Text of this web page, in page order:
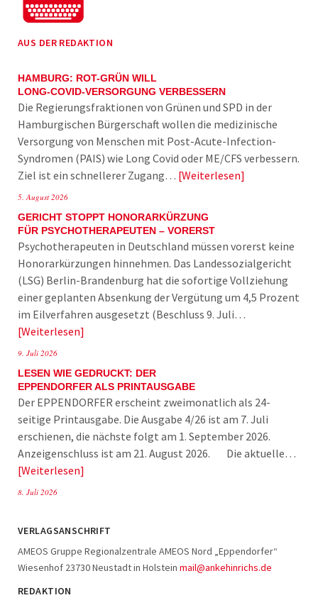
AUS DER REDAKTION
HAMBURG: ROT-GRÜN WILL
LONG-COVID-VERSORGUNG VERBESSERN
Die Regierungsfraktionen von Grünen und SPD in der
Hamburgischen Bürgerschaft wollen die medizinische
Versorgung von Menschen mit Post-Acute-Infection-
Syndromen (PAIS) wie Long Covid oder ME/CFS verbessern.
Ziel ist ein schnellerer Zugang… Weiterlesen
5. August 2026
GERICHT STOPPT HONORARKÜRZUNG
FÜR PSYCHOTHERAPEUTEN – VORERST
Psychotherapeuten in Deutschland müssen vorerst keine
Honorarkürzungen hinnehmen. Das Landessozialgericht
(LSG) Berlin-Brandenburg hat die sofortige Vollziehung
einer geplanten Absenkung der Vergütung um 4,5 Prozent
im Eilverfahren ausgesetzt (Beschluss 9. Juli…
Weiterlesen
9. Juli 2026
LESEN WIE GEDRUCKT: DER
EPPENDORFER ALS PRINTAUSGABE
Der EPPENDORFER erscheint zweimonatlich als 24-
seitige Printausgabe. Die Ausgabe 4/26 ist am 7. Juli
erschienen, die nächste folgt am 1. September 2026.
Anzeigenschluss ist am 21. August 2026. Die aktuelle…
Weiterlesen
8. Juli 2026
VERLAGSANSCHRIFT
AMEOS Gruppe Regionalzentrale AMEOS Nord „Eppendorfer“
Wiesenhof 23730 Neustadt in Holstein mail@ankehinrichs.de
REDAKTION